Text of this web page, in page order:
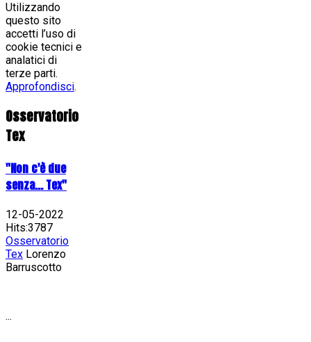
Utilizzando
questo sito
accetti l’uso di
cookie tecnici e
analatici di
terze parti.
Approfondisci.
Osservatorio
Tex
"Non c'è due
senza... Tex"
12-05-2022
Hits:3787
Osservatorio
Tex Lorenzo
Barruscotto
...